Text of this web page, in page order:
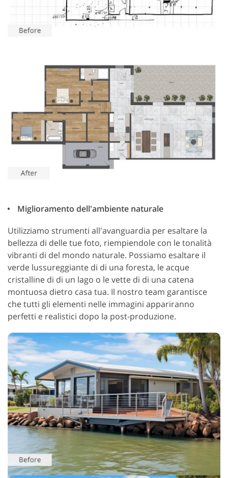
Miglioramento dell'ambiente naturale
Utilizziamo strumenti all'avanguardia per esaltare la
bellezza di delle tue foto, riempiendole con le tonalità
vibranti di del mondo naturale. Possiamo esaltare il
verde lussureggiante di di una foresta, le acque
cristalline di di un lago o le vette di di una catena
montuosa dietro casa tua. Il nostro team garantisce
che tutti gli elementi nelle immagini appariranno
perfetti e realistici dopo la post-produzione.